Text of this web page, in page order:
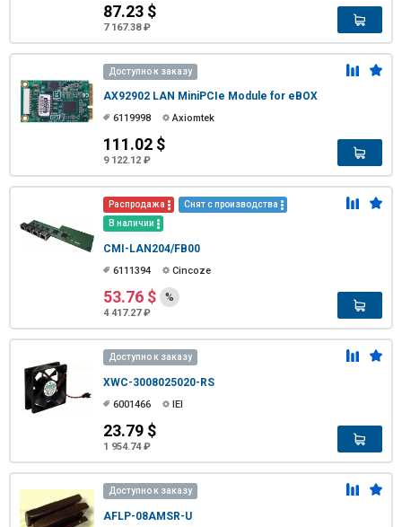
87.23 $
7 167.38 ₽
Доступно к заказу
AX92902 LAN MiniPCIe Module for eBOX
6119998 Axiomtek
111.02 $
9 122.12 ₽
Распродажа
Снят с производства
В наличии
CMI-LAN204/FB00
6111394 Cincoze
53.76 $
4 417.27 ₽
%
Доступно к заказу
XWC-3008025020-RS
6001466 IEI
23.79 $
1 954.74 ₽
Доступно к заказу
AFLP-08AMSR-U